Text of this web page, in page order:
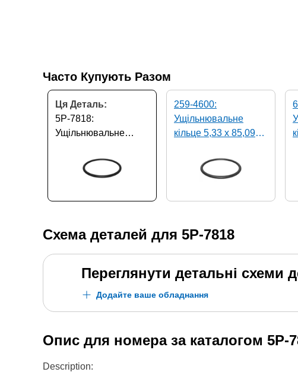
Часто Купують Разом
Ця Деталь:
5P-7818:
Ущільнювальне
діаметром 91,44 мм
259-4600:
Ущільнювальне
кільце 5,33 x 85,09
Схема деталей для 5P-7818
Переглянути детальні схеми
Додайте ваше обладнання
Опис для номера за каталогом 5P-
Description: